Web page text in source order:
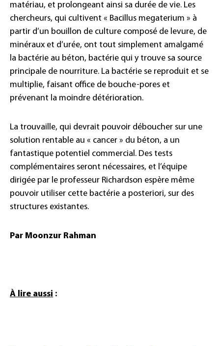
matériau, et prolongeant ainsi sa durée de vie. Les
chercheurs, qui cultivent « Bacillus megaterium » à
partir d’un bouillon de culture composé de levure, de
minéraux et d’urée, ont tout simplement amalgamé
la bactérie au béton, bactérie qui y trouve sa source
principale de nourriture. La bactérie se reproduit et se
multiplie, faisant office de bouche-pores et
prévenant la moindre détérioration.
La trouvaille, qui devrait pouvoir déboucher sur une
solution rentable au « cancer » du béton, a un
fantastique potentiel commercial. Des tests
complémentaires seront nécessaires, et l’équipe
dirigée par le professeur Richardson espère même
pouvoir utiliser cette bactérie a posteriori, sur des
structures existantes.
Par Moonzur Rahman
À lire aussi :